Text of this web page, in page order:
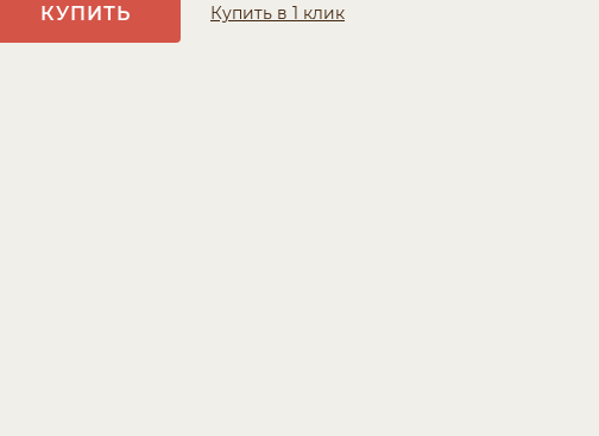
КУПИТЬ Купить в 1 клик